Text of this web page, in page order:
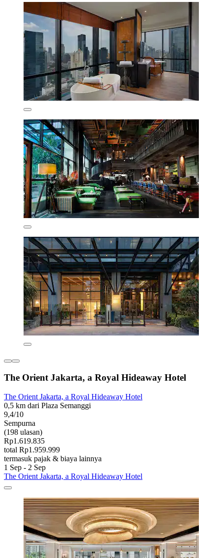
The Orient Jakarta, a Royal Hideaway Hotel
The Orient Jakarta, a Royal Hideaway Hotel
0,5 km dari Plaza Semanggi
9,4/10
Sempurna
(198 ulasan)
Rp1.619.835
total Rp1.959.999
termasuk pajak & biaya lainnya
1 Sep - 2 Sep
The Orient Jakarta, a Royal Hideaway Hotel